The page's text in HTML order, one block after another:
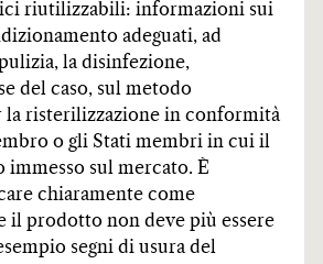
riutilizzabili: informazioni sui
adeguati, ad
la disinfezione,
del caso, sul metodo
la risterilizzazione in conformità
o gli Stati membri in cui il
immesso sul mercato. È
chiaramente come
il prodotto non deve più essere
segni di usura del